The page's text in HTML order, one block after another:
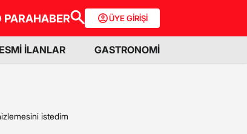
PARAHABER ÜYE GİRİŞİ
İLANLAR GASTRONOMİ
istedim